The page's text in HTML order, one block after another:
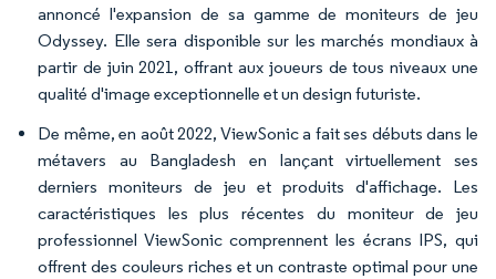
annoncé l'expansion de sa gamme de moniteurs de jeu
Odyssey. Elle sera disponible sur les marchés mondiaux à
partir de juin 2021, offrant aux joueurs de tous niveaux une
qualité d'image exceptionnelle et un design futuriste.
De même, en août 2022, ViewSonic a fait ses débuts dans le
métavers au Bangladesh en lançant virtuellement ses
derniers moniteurs de jeu et produits d'affichage. Les
caractéristiques les plus récentes du moniteur de jeu
professionnel ViewSonic comprennent les écrans IPS, qui
offrent des couleurs riches et un contraste optimal pour une